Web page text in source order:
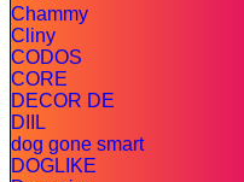
Chammy
Cliny
CODOS
CORE
DECOR DE
DIIL
dog gone smart
DOGLIKE